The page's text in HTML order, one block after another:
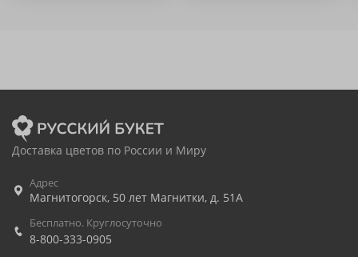
Доставка цветов по России и Миру
Адрес
Магнитогорск, 50 лет Магнитки, д. 51А
Бесплатно. Круглосуточно
8-800-333-0905